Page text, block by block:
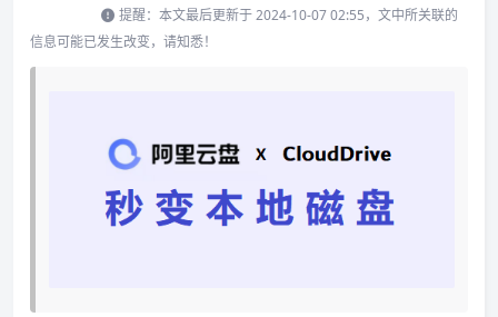
提醒：本文最后更新于 2024-10-07 02:55，文中所关联的
信息可能已发生改变，请知悉！